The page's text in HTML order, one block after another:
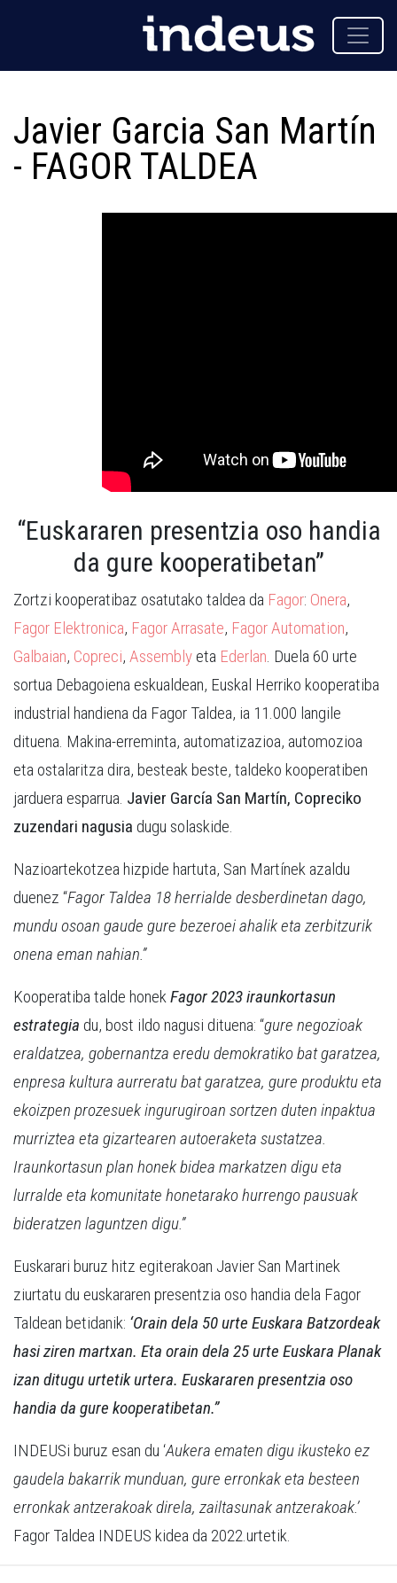
Javier Garcia San Martín
- FAGOR TALDEA
“Euskararen presentzia oso handia
da gure kooperatibetan”
Zortzi kooperatibaz osatutako taldea da Fagor: Onera,
Fagor Elektronica, Fagor Arrasate, Fagor Automation,
Galbaian, Copreci, Assembly eta Ederlan. Duela 60 urte
sortua Debagoiena eskualdean, Euskal Herriko kooperatiba
industrial handiena da Fagor Taldea, ia 11.000 langile
dituena. Makina-erreminta, automatizazioa, automozioa
eta ostalaritza dira, besteak beste, taldeko kooperatiben
jarduera esparrua. Javier García San Martín, Copreciko
zuzendari nagusia dugu solaskide.
Nazioartekotzea hizpide hartuta, San Martínek azaldu
duenez “Fagor Taldea 18 herrialde desberdinetan dago,
mundu osoan gaude gure bezeroei ahalik eta zerbitzurik
onena eman nahian.”
Kooperatiba talde honekFagor 2023 iraunkortasun
estrategia du, bost ildo nagusi dituena: “gure negozioak
eraldatzea, gobernantza eredu demokratiko bat garatzea,
enpresa kultura aurreratu bat garatzea, gure produktu eta
ekoizpen prozesuek ingurugiroan sortzen duten inpaktua
murriztea eta gizartearen autoeraketa sustatzea.
Iraunkortasun plan honek bidea markatzen digu eta
lurralde eta komunitate honetarako hurrengo pausuak
bideratzen laguntzen digu.”
Euskarari buruz hitz egiterakoan Javier San Martinek
ziurtatu du euskararen presentzia oso handia dela Fagor
Taldean betidanik: ‘Orain dela 50 urte Euskara Batzordeak
hasi ziren martxan. Eta orain dela 25 urte Euskara Planak
izan ditugu urtetik urtera. Euskararen presentzia oso
handia da gure kooperatibetan.”
INDEUSi buruz esan du ‘Aukera ematen digu ikusteko ez
gaudela bakarrik munduan, gure erronkak eta besteen
erronkak antzerakoak direla, zailtasunak antzerakoak.’
Fagor Taldea INDEUS kidea da 2022.urtetik.